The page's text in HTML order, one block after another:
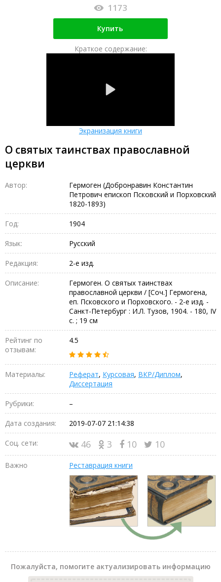
1173
Купить
Краткое содержание:
Экранизация книги
О святых таинствах православной
церкви
Автор:
Гермоген (Добронравин Константин
Петрович епископ Псковский и Порховский
1820-1893)
Год: 1904
Язык: Русский
Редакция: 2-е изд.
Описание:
Гермоген. О святых таинствах
православной церкви / [Соч.] Гермогена,
еп. Псковского и Порховского. - 2-е изд. -
Санкт-Петербург : И.Л. Тузов, 1904. - 180, IV
с. ; 19 см
Рейтинг по
отзывам:
4.5
Материалы: Реферат, Курсовая, ВКР/Диплом,
Диссертация
Рубрики: –
Дата создания: 2019-07-07 21:14:38
Соц. сети: 46 3 10 10
Важно Реставрация книги
Пожалуйста, помогите актуализировать информацию